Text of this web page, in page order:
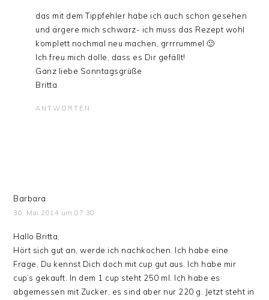
das mit dem Tippfehler habe ich auch schon gesehen
und ärgere mich schwarz- ich muss das Rezept wohl
komplett nochmal neu machen, grrrrummel 🙂
Ich freu mich dolle, dass es Dir gefällt!
Ganz liebe Sonntagsgrüße
Britta
ANTWORTEN
Barbara
30. Mai 2014 um 07:38
Hallo Britta,
Hört sich gut an, werde ich nachkochen. Ich habe eine
Frage, Du kennst Dich doch mit cup gut aus. Ich habe mir
cup’s gekauft. In dem 1 cup steht 250 ml. Ich habe es
abgemessen mit Zucker, es sind aber nur 220 g. Jetzt steht in